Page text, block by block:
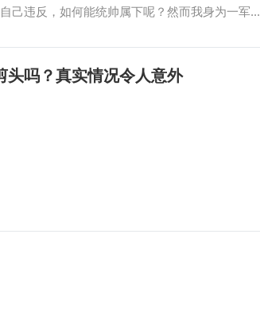
己违反，如何能统帅属下呢？然而我身为一军...
头吗？真实情况令人意外